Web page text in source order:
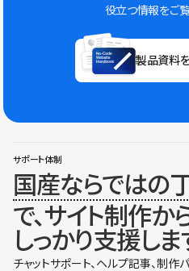
役立つ情報をご
製品資料
サポート体制
国産ならではの
で、サイト制作か
しっかり支援しま
チャットサポート、ヘルプ記事、制作